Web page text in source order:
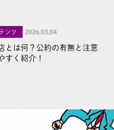
ンツ 2026,03,04
とは何？公約の有無と注意
すく紹介！